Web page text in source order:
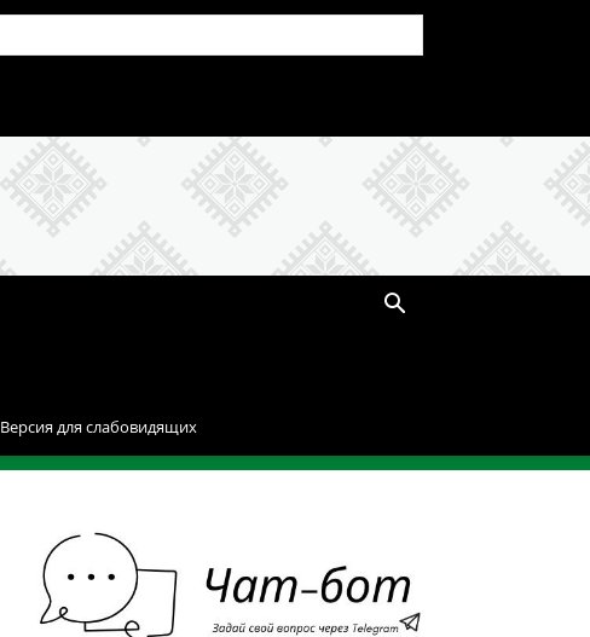
Версия для слабовидящих